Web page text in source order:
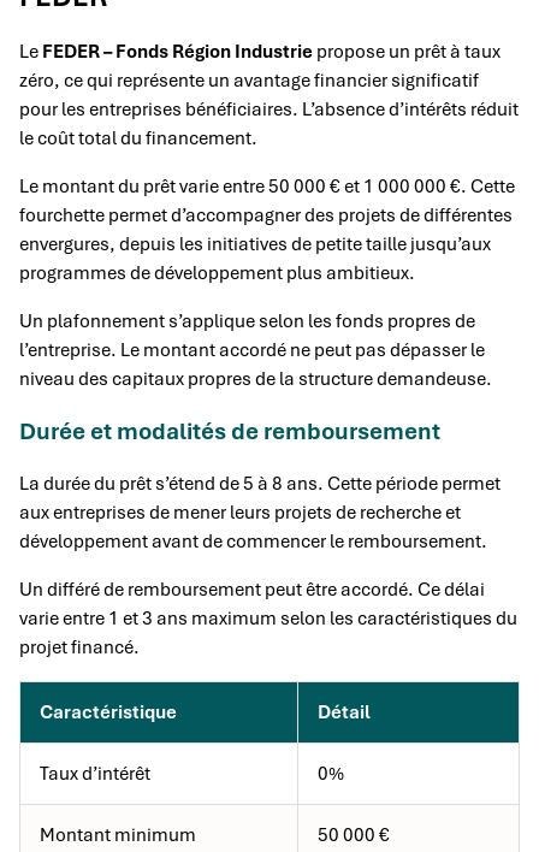
Le FEDER – Fonds Région Industrie propose un prêt à taux
zéro, ce qui représente un avantage financier significatif
pour les entreprises bénéficiaires. L’absence d’intérêts réduit
le coût total du financement.
Le montant du prêt varie entre 50 000 € et 1 000 000 €. Cette
fourchette permet d’accompagner des projets de différentes
envergures, depuis les initiatives de petite taille jusqu’aux
programmes de développement plus ambitieux.
Un plafonnement s’applique selon les fonds propres de
l’entreprise. Le montant accordé ne peut pas dépasser le
niveau des capitaux propres de la structure demandeuse.
Durée et modalités de remboursement
La durée du prêt s’étend de 5 à 8 ans. Cette période permet
aux entreprises de mener leurs projets de recherche et
développement avant de commencer le remboursement.
Un différé de remboursement peut être accordé. Ce délai
varie entre 1 et 3 ans maximum selon les caractéristiques du
projet financé.
Caractéristique Détail
Taux d’intérêt 0%
Montant minimum 50 000 €